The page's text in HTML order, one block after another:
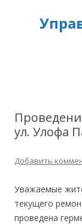
ул. Улофа
Добавить
Уважаемые
текущего
проведена